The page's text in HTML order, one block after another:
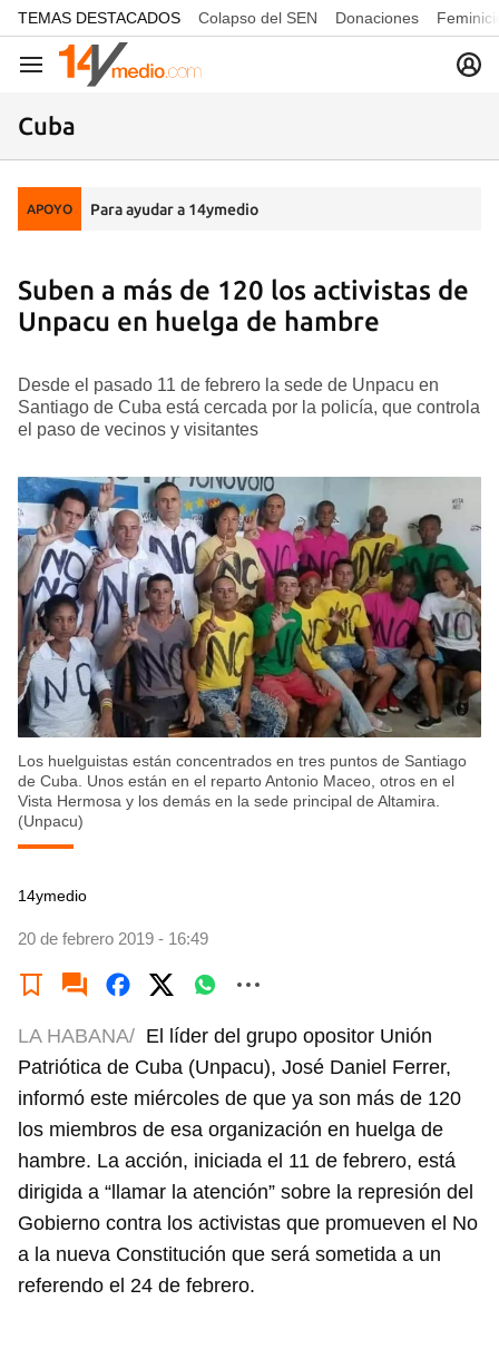
common.go-to-content
TEMAS DESTACADOS Colapso del SEN Donaciones
Navegación
Cuba
APOYO Para ayudar a 14ymedio
Suben a más de 120 los activistas de
Unpacu en huelga de hambre
Desde el pasado 11 de febrero la sede de Unpacu en
Santiago de Cuba está cercada por la policía, que controla
el paso de vecinos y visitantes
Los huelguistas están concentrados en tres puntos de Santiago
de Cuba. Unos están en el reparto Antonio Maceo, otros en el
Vista Hermosa y los demás en la sede principal de Altamira.
(Unpacu)
14ymedio
20 de febrero 2019 - 16:49
LA HABANA/ El líder del grupo opositor Unión
Patriótica de Cuba (Unpacu), José Daniel Ferrer,
informó este miércoles de que ya son más de 120
los miembros de esa organización en huelga de
hambre. La acción, iniciada el 11 de febrero, está
dirigida a “llamar la atención” sobre la represión del
Gobierno contra los activistas que promueven el No
a la nueva Constitución que será sometida a un
referendo el 24 de febrero.